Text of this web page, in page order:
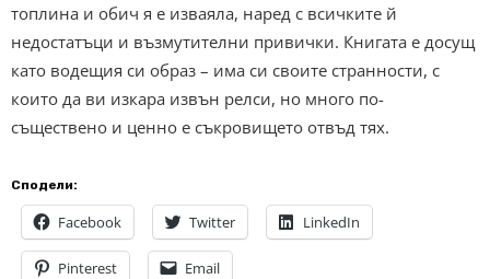
топлина и обич я е изваяла, наред с всичките й
недостатъци и възмутителни привички. Книгата е досущ
като водещия си образ – има си своите странности, с
които да ви изкара извън релси, но много по-
съществено и ценно е съкровището отвъд тях.
Сподели:
Facebook Twitter LinkedIn
Pinterest Email